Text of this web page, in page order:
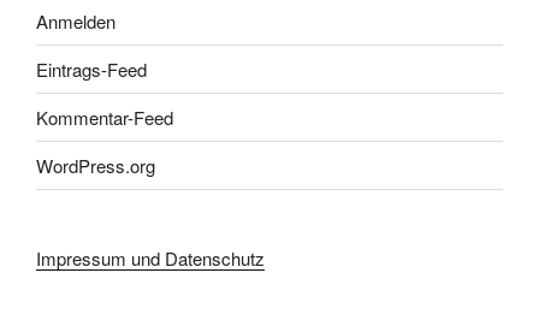
Anmelden
Eintrags-Feed
Kommentar-Feed
WordPress.org
Impressum und Datenschutz